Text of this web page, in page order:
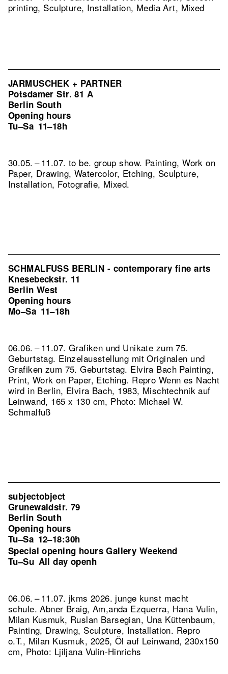
printing, Sculpture, Installation, Media Art, Mixed
JARMUSCHEK + PARTNER
Potsdamer Str. 81 A
Berlin South
Opening hours
Tu–Sa 11–18h
30.05. – 11.07. to be. group show. Painting, Work on
Paper, Drawing, Watercolor, Etching, Sculpture,
Installation, Fotografie, Mixed.
SCHMALFUSS BERLIN - contemporary fine arts
Knesebeckstr. 11
Berlin West
Opening hours
Mo–Sa 11–18h
06.06. – 11.07. Grafiken und Unikate zum 75.
Geburtstag. Einzelausstellung mit Originalen und
Grafiken zum 75. Geburtstag. Elvira Bach Painting,
Print, Work on Paper, Etching. Repro Wenn es Nacht
wird in Berlin, Elvira Bach, 1983, Mischtechnik auf
Leinwand, 165 x 130 cm, Photo: Michael W.
Schmalfuß
subjectobject
Grunewaldstr. 79
Berlin South
Opening hours
Tu–Sa 12–18:30h
Special opening hours Gallery Weekend
Tu–Su All day openh
06.06. – 11.07. jkms 2026. junge kunst macht
schule. Abner Braig, Am,anda Ezquerra, Hana Vulin,
Milan Kusmuk, Ruslan Barsegian, Una Küttenbaum,
Painting, Drawing, Sculpture, Installation. Repro
o.T., Milan Kusmuk, 2025, Öl auf Leinwand, 230x150
cm, Photo: Ljiljana Vulin-Hinrichs